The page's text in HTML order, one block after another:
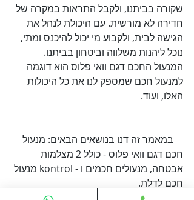
שקורה בביתנו, ולקבל התראות במקרה של
חדירה לא מורשית. עם היכולת לנהל את
הגישה לבית, ולקבוע מי יכול להיכנס ומתי,
נוכל ליהנות משלווה וביטחון בביתנו.
המנעול החכם דגם וואי פלוס הוא דוגמה
למנעול חכם שמספק לנו את כל היכולות
האלו, ועוד.
    במאמר זה דנו בנושאים הבאים: מנעול
חכם דגם וואי פלוס - כולל 2 מצלמות
אבטחה, מנעולים חכמים ו - kontrol מנעול